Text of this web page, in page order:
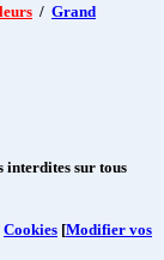
/ Grand
interdites sur tous
Cookies [Modifier vos